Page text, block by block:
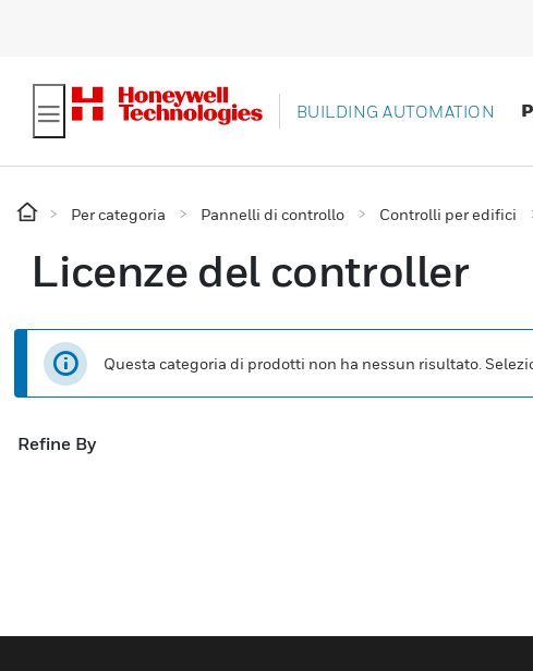
BUILDING AUTOMATION
Per categoria Pannelli di controllo Controlli per edifici
Licenze del controller
Questa categoria di prodotti non ha nessun risultato.
Refine By